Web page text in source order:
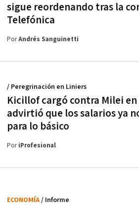
sigue reordenando tras la
Telefónica
PorAndrés Sanguinetti
Kicillof cargó contra Milei en
advirtió que los salarios ya
para lo básico
/ Peregrinación en Liniers
PoriProfesional
ECONOMÍA/ Informe